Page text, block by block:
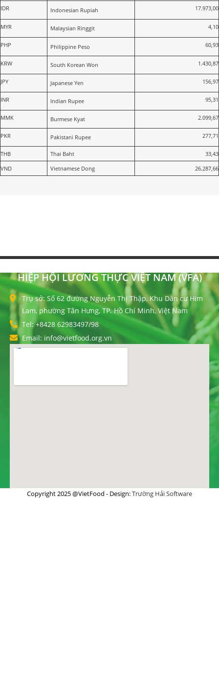
IDR Indonesian Rupiah 17.973,00
MYR Malaysian Ringgit 4,10
PHP Philippine Peso 60,93
KRW South Korean Won 1.430,87
JPY Japanese Yen 156,97
INR Indian Rupee 95,31
MMK Burmese Kyat 2.099,67
PKR Pakistani Rupee 277,71
THB Thai Baht
33,43
VND
Vietnamese Dong 26.287,66
HIỆP HỘI LƯƠNG THỰC VIỆT NAM (VFA)
Trụ sở: Số 62 đường Nguyễn Thị Thập, Khu Dân cư Him
Lam, phường Tân Hưng, TP. Hồ Chí Minh, Việt Nam
Tel: +8428 62983497/98
Email: info@vietfood.org.vn
Copyright 2025 @VietFood - Design:Trường Hải Software